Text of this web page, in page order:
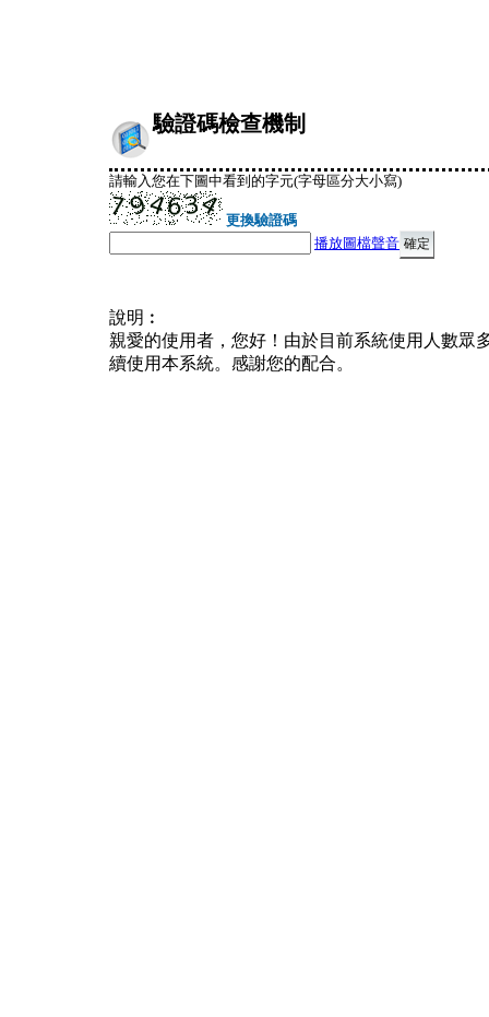
驗證碼檢查機制
請輸入您在下圖中看到的字元(字母區分大小寫)
更換驗證碼
播放圖檔聲音
說明︰
親愛的使用者，您好！由於目前系統使用人數眾
續使用本系統。感謝您的配合。